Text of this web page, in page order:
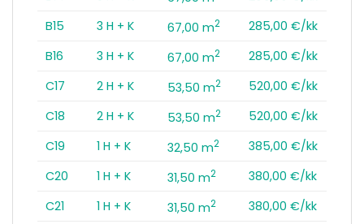
B15
3 H + K 67,00 m2
285,00 €/kk
B16
3 H + K 67,00 m2
285,00 €/kk
C17
2 H + K 53,50 m2
520,00 €/kk
C18
2 H + K 53,50 m2
520,00 €/kk
C19
1 H + K 32,50 m2
385,00 €/kk
C20
1 H + K 31,50 m2
380,00 €/kk
C21
1 H + K 31,50 m2
380,00 €/kk